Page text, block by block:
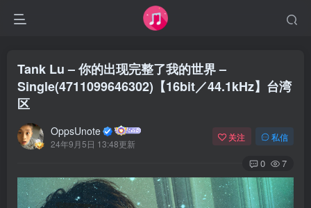
Tank Lu – 你的出现完整了我的世界 –
Single(4711099646302)【16bit／44.1kHz】台湾
区
OppsUnote
24年9月5日 13:48更新
关注 私信
0 7